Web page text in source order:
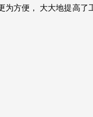
方便， 大大地提高了